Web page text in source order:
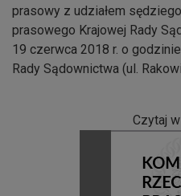
prasowy z udziałem
prasowego Krajowej Rady
19 czerwca 2018 r. o
Rady Sądownictwa (ul.
Czytaj